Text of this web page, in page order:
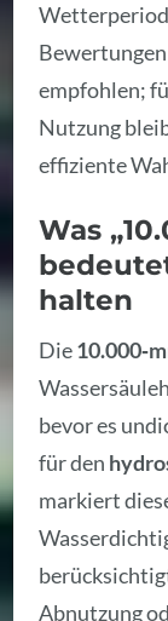
empfohlen;
Nutzung
effiziente
Was
halten
Die
bevor es
für den
markiert
Abnutzung